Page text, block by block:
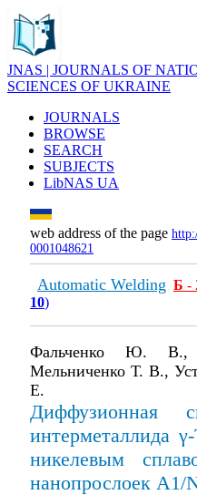
JNAS | JOURNALS OF
SCIENCES OF UKRAINE
JOURNALS
BROWSE
SEARCH
SUBJECTS
LibNAS UA
web address of the page
0001048621
Automatic Welding Б -
10)
Фальченко Ю.
Мельниченко Т. В.,
Е.
Диффузионная
интерметаллида
никелевым
нанопрослоек A1/